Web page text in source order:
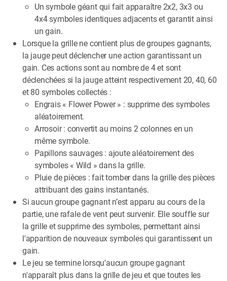
Un symbole géant qui fait apparaître 2x2, 3x3 ou
4x4 symboles identiques adjacents et garantit ainsi
un gain.
Lorsque la grille ne contient plus de groupes gagnants,
la jauge peut déclencher une action garantissant un
gain. Ces actions sont au nombre de 4 et sont
déclenchées si la jauge atteint respectivement 20, 40, 60
et 80 symboles collectés :
Engrais « Flower Power » : supprime des symboles
aléatoirement.
Arrosoir : convertit au moins 2 colonnes en un
même symbole.
Papillons sauvages : ajoute aléatoirement des
symboles « Wild » dans la grille.
Pluie de pièces : fait tomber dans la grille des pièces
attribuant des gains instantanés.
Si aucun groupe gagnant n’est apparu au cours de la
partie, une rafale de vent peut survenir. Elle souffle sur
la grille et supprime des symboles, permettant ainsi
l'apparition de nouveaux symboles qui garantissent un
gain.
Le jeu se termine lorsqu'aucun groupe gagnant
n'apparaît plus dans la grille de jeu et que toutes les